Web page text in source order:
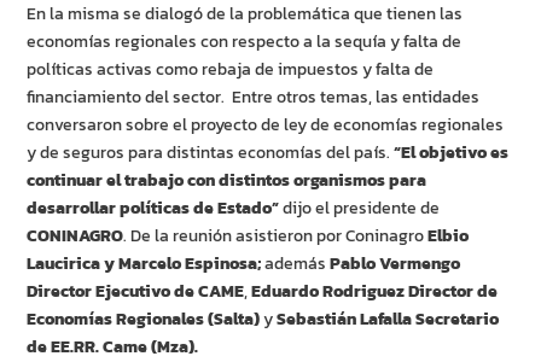
En la misma se dialogó de la problemática que tienen las
economías regionales con respecto a la sequía y falta de
políticas activas como rebaja de impuestos y falta de
financiamiento del sector. Entre otros temas, las entidades
conversaron sobre el proyecto de ley de economías regionales
y de seguros para distintas economías del país.“El objetivo es
continuar el trabajo con distintos organismos para
desarrollar políticas de Estado”dijo el presidente de
CONINAGRO. De la reunión asistieron por ConinagroElbio
Laucirica y Marcelo Espinosa;ademásPablo Vermengo
Director Ejecutivo de CAME,Eduardo Rodriguez Director de
Economías Regionales (Salta)ySebastián Lafalla Secretario
de EE.RR. Came (Mza).